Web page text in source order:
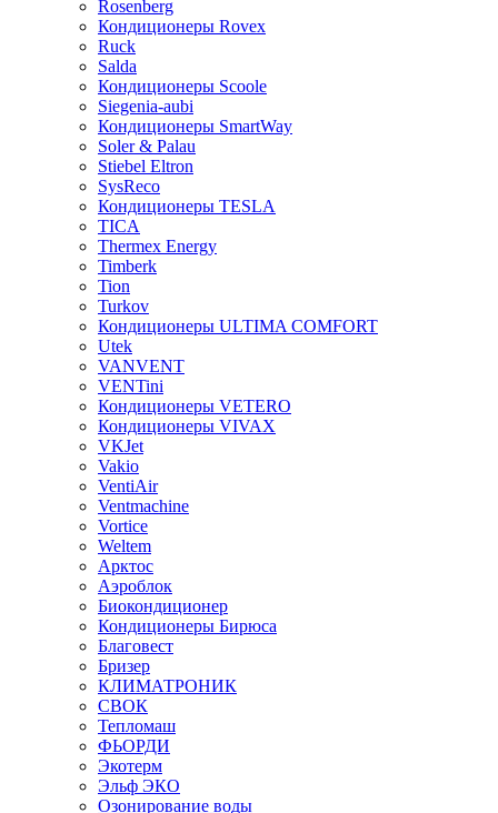
Rosenberg
Кондиционеры Rovex
Ruck
Salda
Кондиционеры Scoole
Siegenia-aubi
Кондиционеры SmartWay
Soler & Palau
Stiebel Eltron
SysReco
Кондиционеры TESLA
TICA
Thermex Energy
Timberk
Tion
Turkov
Кондиционеры ULTIMA COMFORT
Utek
VANVENT
VENTini
Кондиционеры VETERO
Кондиционеры VIVAX
VKJet
Vakio
VentiAir
Ventmachine
Vortice
Weltem
Арктос
Аэроблок
Биокондиционер
Кондиционеры Бирюса
Благовест
Бризер
КЛИМАТРОНИК
СВОК
Тепломаш
ФЬОРДИ
Экотерм
Эльф ЭКО
Озонирование воды